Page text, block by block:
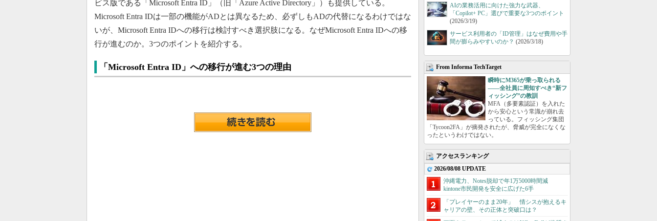
ビス版である「Microsoft Entra ID」（旧「Azure Active Directory」）も提供している。
Microsoft Entra IDは一部の機能がADとは異なるため、必ずしもADの代替になるわけではな
いが、Microsoft Entra IDへの移行は検討すべき選択肢になる。なぜMicrosoft Entra IDへの移
行が進むのか。3つのポイントを紹介する。
「Microsoft Entra ID」への移行が進む3つの理由
AIの業務活用に向けた強力な武器、
「Copilot+ PC」選びで重要な3つのポイント
(2026/3/19)
サービス利用者の「ID管理」はなぜ費用や手
間が膨らみやすいのか？ (2026/3/18)
From Informa TechTarget
瞬時にM365が乗っ取られる
――全社員に周知すべき“新フ
ィッシング”の教訓
MFA（多要素認証）を入れた
から安心という常識が崩れ去
っている。フィッシング集団
「Tycoon2FA」が摘発されたが、脅威が完全になくな
ったというわけではない。
アクセスランキング
2026/08/08 UPDATE
沖縄電力、Notes脱却で年1万5000時間減
kintone市民開発を安全に広げた6手
「プレイヤーのまま20年」 情シスが抱えるキ
ャリアの壁、その正体と突破口は？